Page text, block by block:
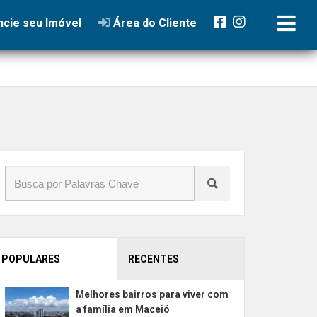
seu Imóvel Área do Cliente
POPULARES RECENTES
Melhores bairros para viver com
a família em Maceió